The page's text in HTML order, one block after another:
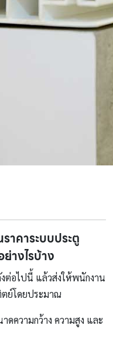
าคาระบบประตู
างไรบ้าง
ต่อไปนี้ แล้วส่งให้พนักงาน
ตย์โดยประมาณ
ความกว้าง ความสูง และ